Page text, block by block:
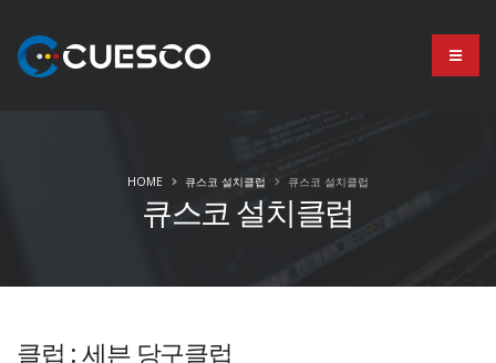
큐스코 설치클럽
HOME 큐스코 설치클럽 큐스코 설치클럽
클럽 : 세븐 당구클럽